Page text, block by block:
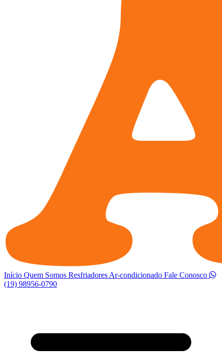
Início Quem Somos Resfriadores Ar-condicionado Fale Conosco
(19) 98956-0790